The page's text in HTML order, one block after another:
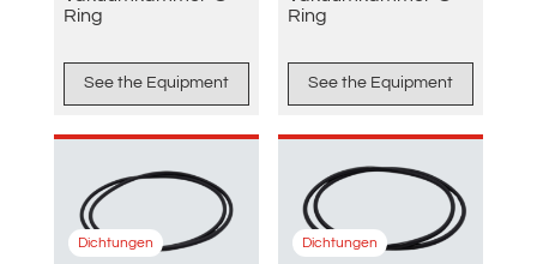
Ring
See the Equipment
Ring
See the Equipment
Dichtungen Dichtungen